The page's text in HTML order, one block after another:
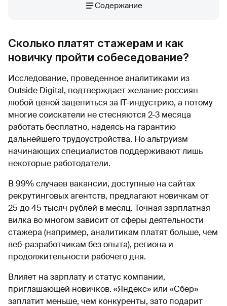
Содержание
Сколько платят стажерам и как
новичку пройти собеседование?
Исследование, проведенное аналитиками из
Outside Digital, подтверждает желание россиян
любой ценой зацепиться за IT-индустрию, а потому
многие соискатели не стесняются 2-3 месяца
работать бесплатно, надеясь на гарантию
дальнейшего трудоустройства. Но альтруизм
начинающих специалистов поддерживают лишь
некоторые работодатели.
В 99% случаев вакансии, доступные на сайтах
рекрутинговых агентств, предлагают новичкам от
25 до 45 тысяч рублей в месяц. Точная зарплатная
вилка во многом зависит от сферы деятельности
стажера (например, аналитикам платят больше, чем
веб-разработчикам без опыта), региона и
продолжительности рабочего дня.
Влияет на зарплату и статус компании,
приглашающей новичков. «Яндекс» или «Сбер»
заплатит меньше, чем конкуренты, зато подарит